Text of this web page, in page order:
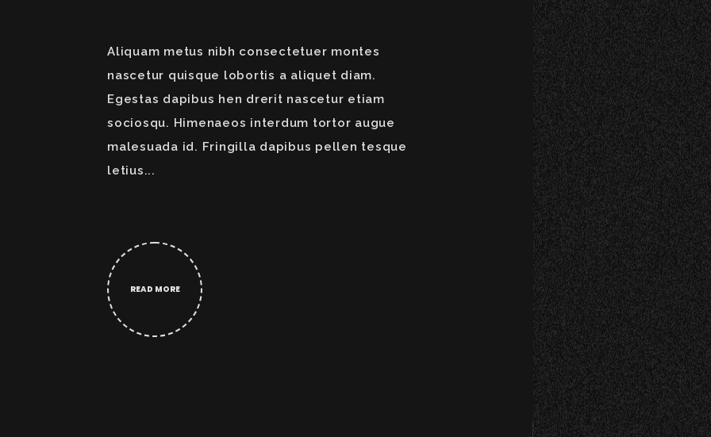
Aliquam metus nibh consectetuer montes
nascetur quisque lobortis a aliquet diam.
Egestas dapibus hen drerit nascetur etiam
sociosqu. Himenaeos interdum tortor augue
malesuada id. Fringilla dapibus pellen tesque
letius...
READ MORE